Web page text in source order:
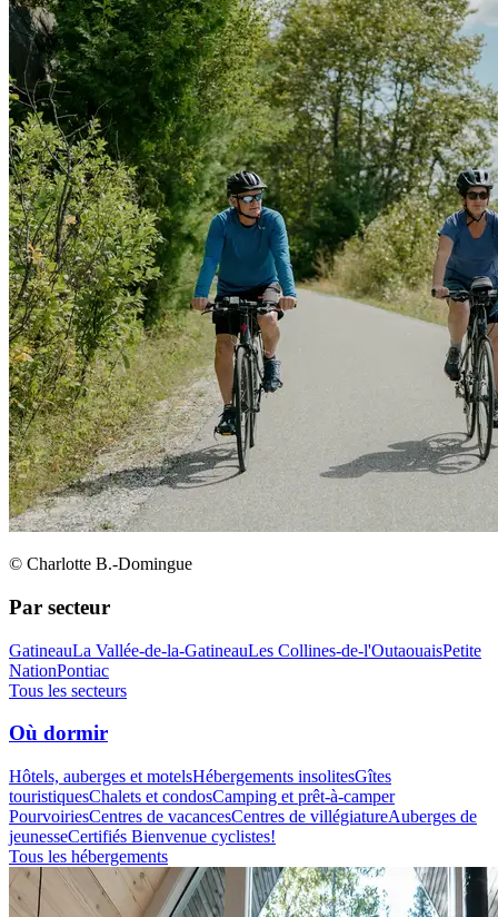
© Charlotte B.-Domingue
Par secteur
GatineauLa Vallée-de-la-GatineauLes Collines-de-l'OutaouaisPetite
NationPontiac
Tous les secteurs
Où dormir
Hôtels, auberges et motelsHébergements insolitesGîtes
touristiquesChalets et condosCamping et prêt-à-camper
PourvoiriesCentres de vacancesCentres de villégiatureAuberges de
jeunesseCertifiés Bienvenue cyclistes!
Tous les hébergements